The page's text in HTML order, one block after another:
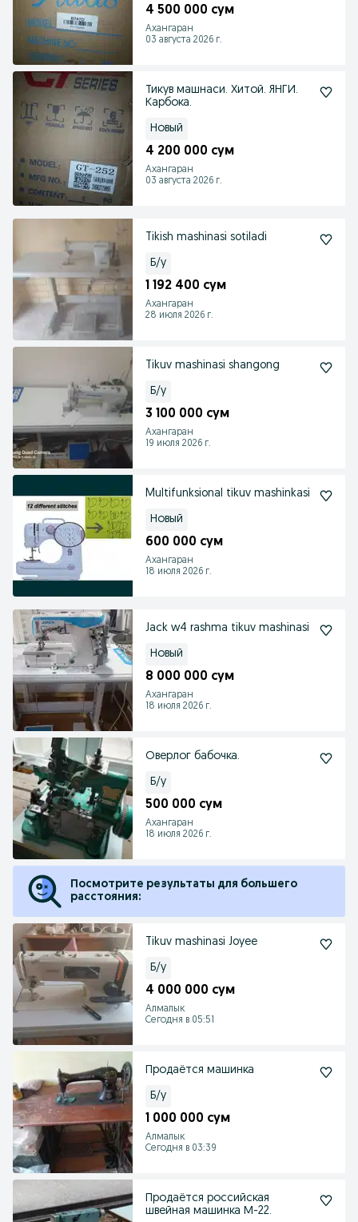
4 500 000 сум
Ахангаран
03 августа 2026 г.
Тикув машнаси. Хитой. ЯНГИ.
Карбока.
Новый
4 200 000 сум
Ахангаран
03 августа 2026 г.
Tikish mashinasi sotiladi
Б/у
1 192 400 сум
Ахангаран
28 июля 2026 г.
Tikuv mashinasi shangong
Б/у
3 100 000 сум
Ахангаран
19 июля 2026 г.
Multifunksional tikuv mashinkasi
Новый
600 000 сум
Ахангаран
18 июля 2026 г.
Jack w4 rashma tikuv mashinasi
Новый
8 000 000 сум
Ахангаран
18 июля 2026 г.
Оверлог бабочка.
Б/у
500 000 сум
Ахангаран
18 июля 2026 г.
Посмотрите результаты для большего
расстояния:
Tikuv mashinasi Joyee
Б/у
4 000 000 сум
Алмалык
Сегодня в 05:51
Продаётся машинка
Б/у
1 000 000 сум
Алмалык
Сегодня в 03:39
Продаётся российская
швейная машинка М-22.